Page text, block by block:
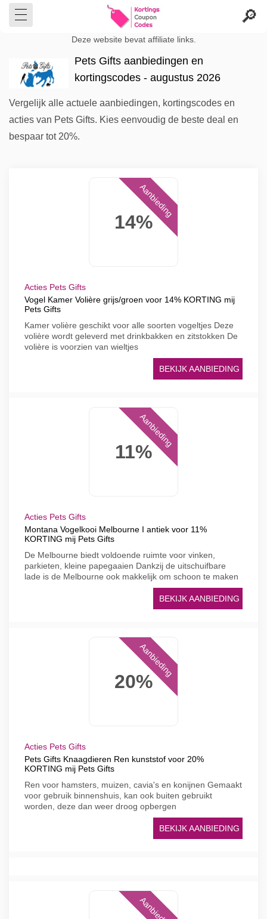
Deze website bevat affiliate links.
Pets Gifts aanbiedingen en
kortingscodes - augustus 2026
Vergelijk alle actuele aanbiedingen, kortingscodes en
acties van Pets Gifts. Kies eenvoudig de beste deal en
bespaar tot 20%.
14%
Aanbieding
Acties Pets Gifts
Vogel Kamer Volière grijs/groen voor 14% KORTING mij
Pets Gifts
Kamer volière geschikt voor alle soorten vogeltjes Deze
volière wordt geleverd met drinkbakken en zitstokken De
volière is voorzien van wieltjes
BEKIJK AANBIEDING
11%
Aanbieding
Acties Pets Gifts
Montana Vogelkooi Melbourne I antiek voor 11%
KORTING mij Pets Gifts
De Melbourne biedt voldoende ruimte voor vinken,
parkieten, kleine papegaaien Dankzij de uitschuifbare
lade is de Melbourne ook makkelijk om schoon te maken
BEKIJK AANBIEDING
20%
Aanbieding
Acties Pets Gifts
Pets Gifts Knaagdieren Ren kunststof voor 20%
KORTING mij Pets Gifts
Ren voor hamsters, muizen, cavia's en konijnen Gemaakt
voor gebruik binnenshuis, kan ook buiten gebruikt
worden, deze dan weer droog opbergen
BEKIJK AANBIEDING